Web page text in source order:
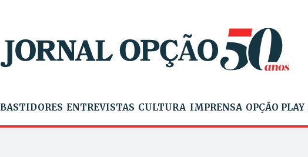
BASTIDORES ENTREVISTAS CULTURA IMPRENSA OPÇÃO PLAY